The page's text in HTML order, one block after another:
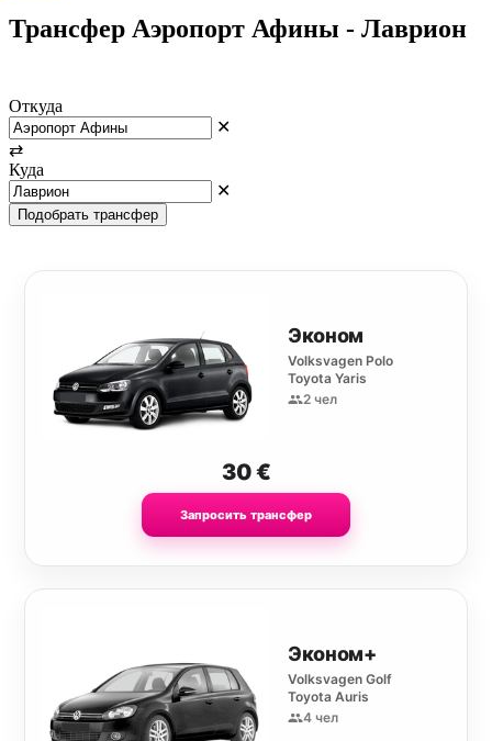
Трансфер Аэропорт Афины - Лаврион
Откуда
✕
⇄
Куда
✕
Подобрать трансфер
Эконом
Volksvagen Polo
Toyota Yaris
2 чел
30€
Запросить трансфер
Эконом+
Volksvagen Golf
Toyota Auris
4 чел